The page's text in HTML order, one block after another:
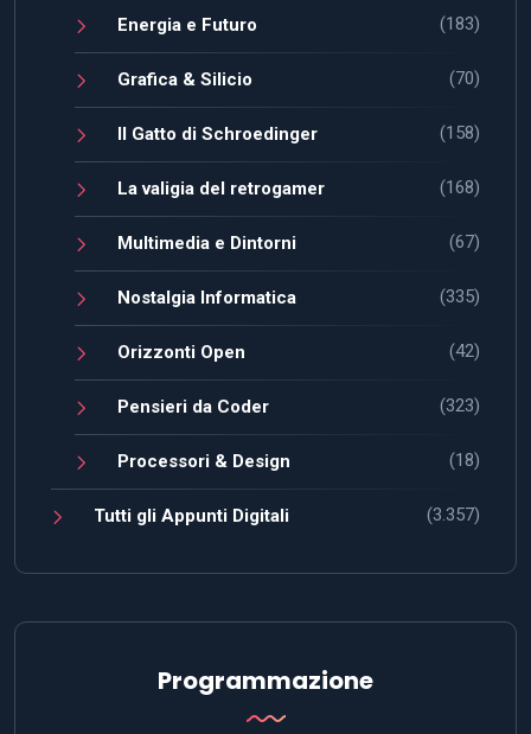
Energia e Futuro (183)
Grafica & Silicio (70)
Il Gatto di Schroedinger (158)
La valigia del retrogamer (168)
Multimedia e Dintorni (67)
Nostalgia Informatica (335)
Orizzonti Open (42)
Pensieri da Coder (323)
Processori & Design (18)
Tutti gli Appunti Digitali (3.357)
Programmazione